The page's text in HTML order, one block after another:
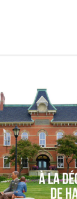
Audrey